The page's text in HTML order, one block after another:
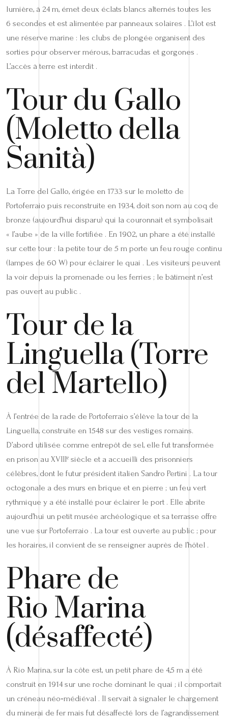
lumière, à 24 m, émet deux éclats blancs alternés toutes les
6 secondes et est alimentée par panneaux solaires . L’îlot est
une réserve marine : les clubs de plongée organisent des
sorties pour observer mérous, barracudas et gorgones .
L’accès à terre est interdit .
Tour du Gallo
(Moletto della
Sanità)
La Torre del Gallo, érigée en 1733 sur le moletto de
Portoferraio puis reconstruite en 1934, doit son nom au coq de
bronze (aujourd’hui disparu) qui la couronnait et symbolisait
« l’aube » de la ville fortifiée . En 1902, un phare a été installé
sur cette tour : la petite tour de 5 m porte un feu rouge continu
(lampes de 60 W) pour éclairer le quai . Les visiteurs peuvent
la voir depuis la promenade ou les ferries ; le bâtiment n’est
pas ouvert au public .
Tour de la
Linguella (Torre
del Martello)
À l’entrée de la rade de Portoferraio s’élève la tour de la
Linguella, construite en 1548 sur des vestiges romains.
D’abord utilisée comme entrepôt de sel, elle fut transformée
en prison au XVIIIᵉ siècle et a accueilli des prisonniers
célèbres, dont le futur président italien Sandro Pertini . La tour
octogonale a des murs en brique et en pierre ; un feu vert
rythmique y a été installé pour éclairer le port . Elle abrite
aujourd’hui un petit musée archéologique et sa terrasse offre
une vue sur Portoferraio . La tour est ouverte au public ; pour
les horaires, il convient de se renseigner auprès de l’hôtel .
Phare de
Rio Marina
(désaffecté)
À Rio Marina, sur la côte est, un petit phare de 4,5 m a été
construit en 1914 sur une roche dominant le quai ; il comportait
un créneau néo‑médiéval . Il servait à signaler le chargement
du minerai de fer mais fut désaffecté lors de l’agrandissement